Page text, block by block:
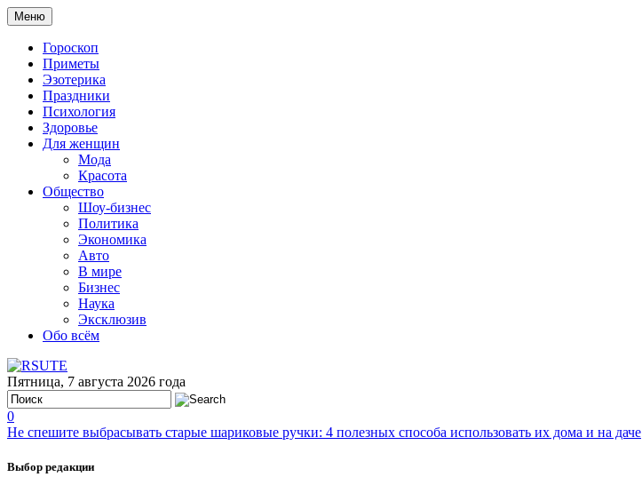
Меню
Гороскоп
Приметы
Эзотерика
Праздники
Психология
Здоровье
Для женщин
Мода
Красота
Общество
Шоу-бизнес
Политика
Экономика
Авто
В мире
Бизнес
Наука
Эксклюзив
Обо всём
Пятница, 7 августа 2026 года
0
Не спешите выбрасывать старые шариковые ручки: 4 полезных способа использовать их дома и на даче
Выбор редакции